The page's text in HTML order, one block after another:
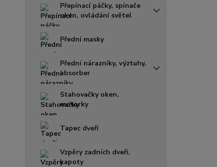
Přepínací páčky, spínače
oken, ovládání světel
Přední masky
Přední nárazníky, výztuhy,
absorber
Stahovačky oken,
motorky
Tapec dveří
Vzpěry zadních dveří,
kapoty